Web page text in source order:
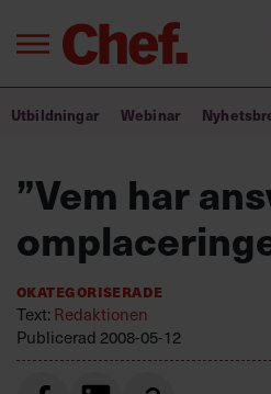
Bra ledare
Utbildning för
Chefakademin+
Populära
Utbildningar Webinar
”Vem har
Okategoriserade
Text:Redaktionen
Publicerad 2008-05-12